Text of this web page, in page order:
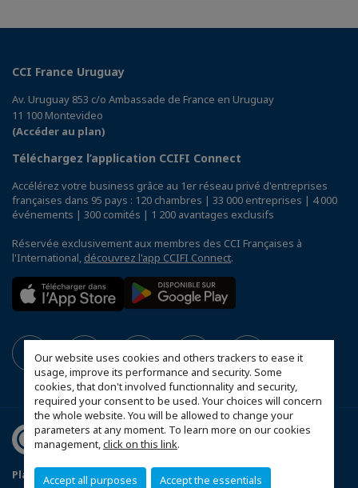
Our website uses cookies and others trackers to ease it
usage, improve its performance and security. Some
cookies, that don't involved functionnality and security,
required your consent to be used. Your choices will concern
the whole website. You will be allowed to change your
parameters at any moment. To learn more on our cookies
management,click on this link.
Accept all purposes Accept the essentials
CCI France Uruguay
Av. Uruguay 853 c/o Ambassade de France en Uruguay
11 100 Montevideo
(Accéder au plan)
Téléchargez l’application CCIFI Connect
Accélérez votre business grâce au 1er réseau privé d'entreprises
françaises dans 95 pays : 120 chambres | 33 000 entreprises | 4 000
événements | 300 comités | 1 200 avantages exclusifs
Réservée exclusivement aux membres des CCI Françaises à
l'International, découvrez l'app CCIFI Connect.
Plan du site Mentions légales